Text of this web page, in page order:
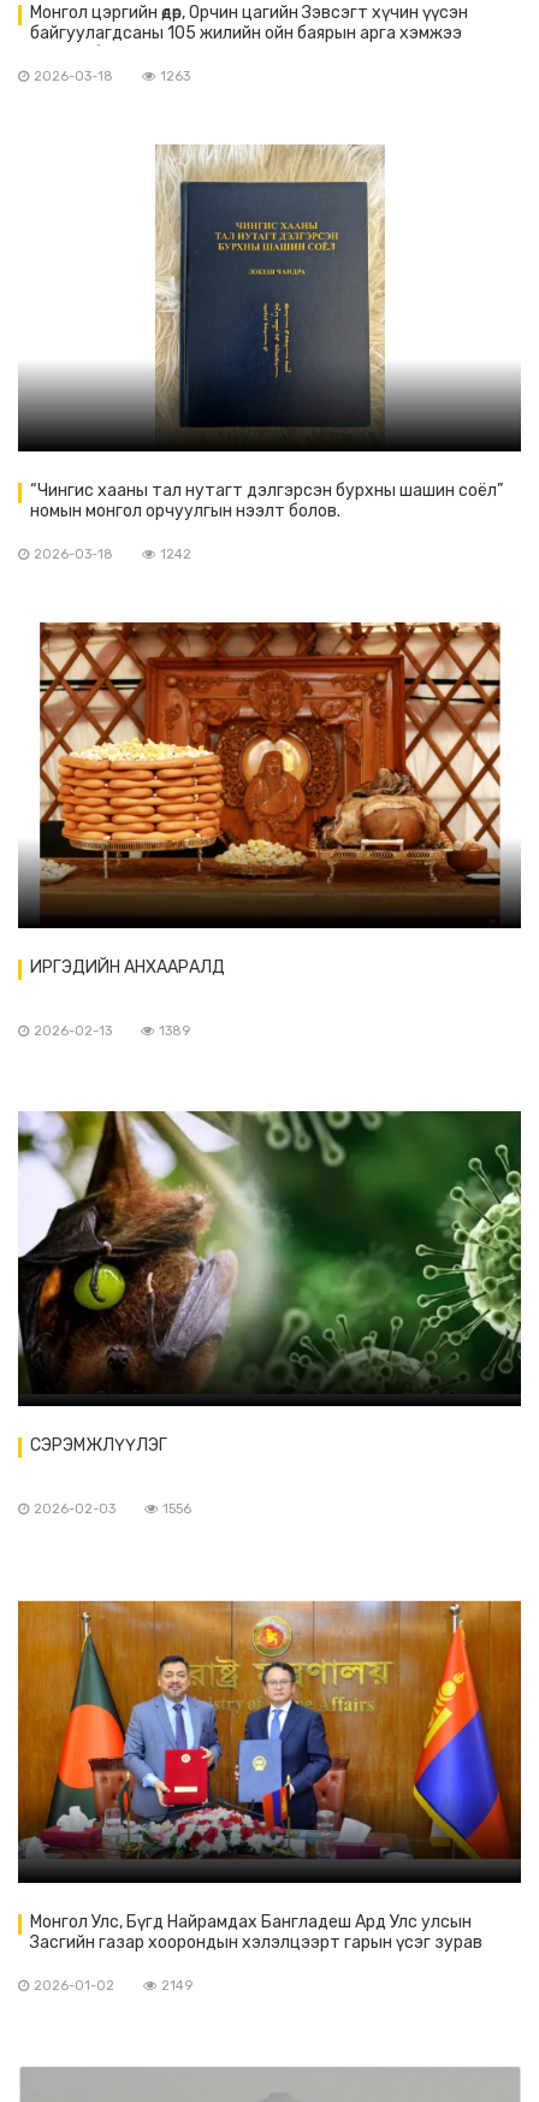
Монгол цэргийн өдөр, Орчин цагийн Зэвсэгт хүчин үүсэн
байгуулагдсаны 105 жилийн ойн баярын арга хэмжээ
2026-03-18 1263
“Чингис хааны тал нутагт дэлгэрсэн бурхны шашин соёл”
номын монгол орчуулгын нээлт болов.
2026-03-18 1242
ИРГЭДИЙН АНХААРАЛД
2026-02-13 1389
СЭРЭМЖЛҮҮЛЭГ
2026-02-03 1556
Монгол Улс, Бүгд Найрамдах Бангладеш Ард Улс улсын
Засгийн газар хоорондын хэлэлцээрт гарын үсэг зурав
2026-01-02 2149